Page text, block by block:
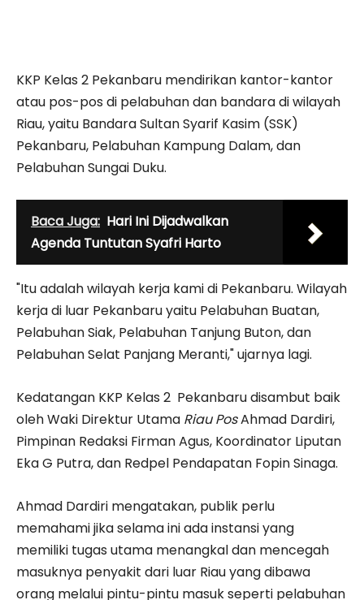
KKP Kelas 2 Pekanbaru mendirikan kantor-kantor
atau pos-pos di pelabuhan dan bandara di wilayah
Riau, yaitu Bandara Sultan Syarif Kasim (SSK)
Pekanbaru, Pelabuhan Kampung Dalam, dan
Pelabuhan Sungai Duku.
Baca Juga: Hari Ini Dijadwalkan
Agenda Tuntutan Syafri Harto
"Itu adalah wilayah kerja kami di Pekanbaru. Wilayah
kerja di luar Pekanbaru yaitu Pelabuhan Buatan,
Pelabuhan Siak, Pelabuhan Tanjung Buton, dan
Pelabuhan Selat Panjang Meranti," ujarnya lagi.
Kedatangan KKP Kelas 2 Pekanbaru disambut baik
oleh Waki Direktur Utama Riau PosAhmad Dardiri,
Pimpinan Redaksi Firman Agus, Koordinator Liputan
Eka G Putra, dan Redpel Pendapatan Fopin Sinaga.
Ahmad Dardiri mengatakan, publik perlu
memahami jika selama ini ada instansi yang
memiliki tugas utama menangkal dan mencegah
masuknya penyakit dari luar Riau yang dibawa
orang melalui pintu-pintu masuk seperti pelabuhan